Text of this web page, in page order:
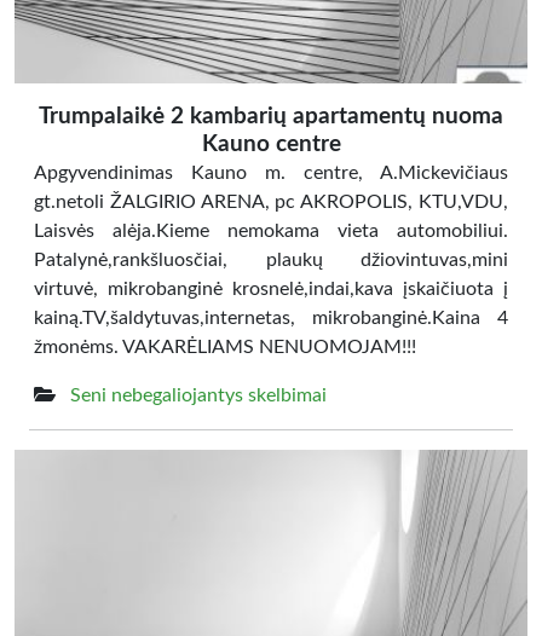
Trumpalaikė 2 kambarių apartamentų nuoma
Kauno centre
Apgyvendinimas Kauno m. centre, A.Mickevičiaus
gt.netoli ŽALGIRIO ARENA, pc AKROPOLIS, KTU,VDU,
Laisvės alėja.Kieme nemokama vieta automobiliui.
Patalynė,rankšluosčiai, plaukų džiovintuvas,mini
virtuvė, mikrobanginė krosnelė,indai,kava įskaičiuota į
kainą.TV,šaldytuvas,internetas, mikrobanginė.Kaina 4
žmonėms. VAKARĖLIAMS NENUOMOJAM!!!
Seni nebegaliojantys skelbimai